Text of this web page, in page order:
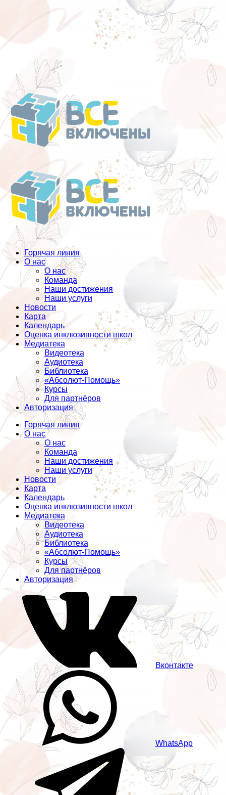
Перейти
к
содержанию
Горячая линия
О нас
О нас
Команда
Наши достижения
Наши услуги
Новости
Карта
Календарь
Оценка инклюзивности школ
Медиатека
Видеотека
Аудиотека
Библиотека
«Абсолют-Помощь»
Курсы
Для партнёров
Авторизация
Горячая линия
О нас
О нас
Команда
Наши достижения
Наши услуги
Новости
Карта
Календарь
Оценка инклюзивности школ
Медиатека
Видеотека
Аудиотека
Библиотека
«Абсолют-Помощь»
Курсы
Для партнёров
Авторизация
Вконтакте
WhatsApp